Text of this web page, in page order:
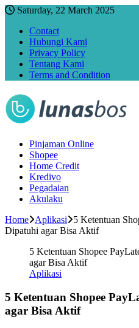
Saturday, 22 March 2025
Contact
Hubungi Kami
Privacy Policy
Tentang Kami
Terms and Condition
Pinjaman Online
Shopee
Home Credit
Kredivo
Pegadaian
Akulaku
Home
Aplikasi
5 Ketentuan
Dipatuhi agar Bisa Aktif
5 Ketentuan Shopee
agar Bisa Aktif
Aplikasi
5 Ketentuan Shopee
agar Bisa Aktif